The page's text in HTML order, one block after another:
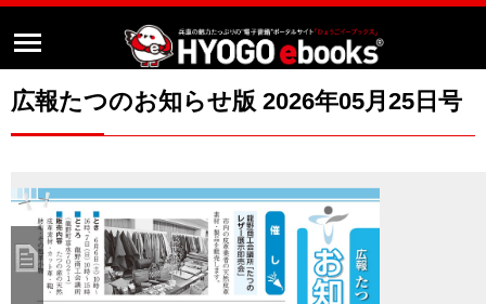
広報たつのお知らせ版 2026年05月25日号